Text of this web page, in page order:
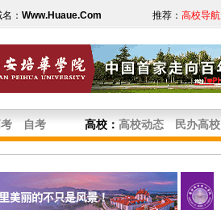
： Www.Huaue.Com 推荐： 高校导航
自考 高校： 高校动态 民办高校